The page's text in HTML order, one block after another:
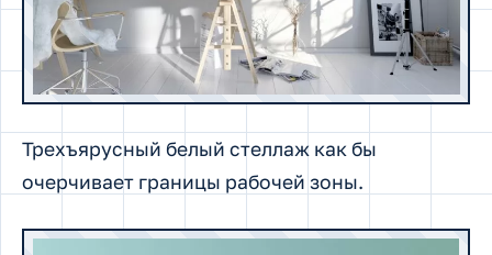
Трехъярусный белый стеллаж как бы
очерчивает границы рабочей зоны.